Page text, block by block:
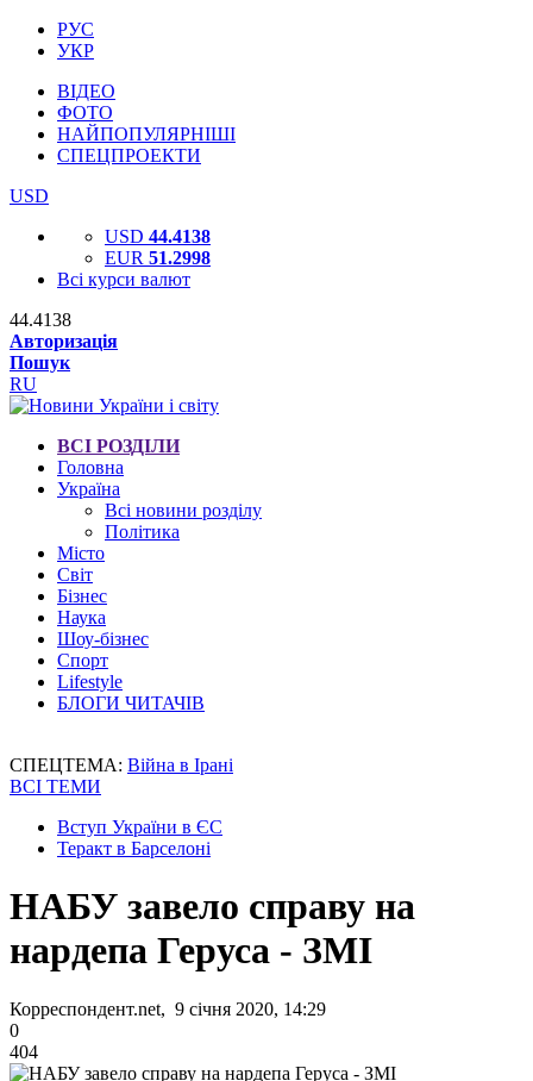
РУС
УКР
ВІДЕО
ФОТО
НАЙПОПУЛЯРНІШІ
СПЕЦПРОЕКТИ
USD
USD 44.4138
EUR 51.2998
Всі курси валют
44.4138
Авторизація
Пошук
RU
ВСІ РОЗДІЛИ
Головна
Україна
Всі новини розділу
Політика
Місто
Світ
Бізнес
Наука
Шоу-бізнес
Спорт
Lifestyle
БЛОГИ ЧИТАЧІВ
СПЕЦТЕМА: Війна в Ірані
ВСІ ТЕМИ
Вступ України в ЄС
Теракт в Барселоні
НАБУ завело справу на
нардепа Геруса - ЗМІ
Корреспондент.net, 9 січня 2020, 14:29
0
404